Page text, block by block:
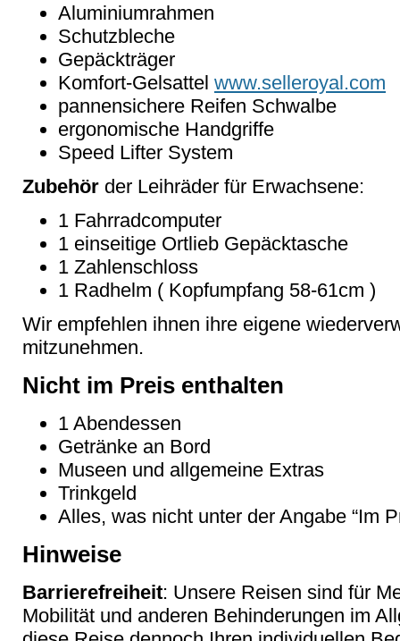
Aluminiumrahmen
Schutzbleche
Gepäckträger
Komfort-Gelsattel www.selleroyal.com
pannensichere Reifen Schwalbe
ergonomische Handgriffe
Speed Lifter System
Zubehör der Leihräder für Erwachsene:
1 Fahrradcomputer
1 einseitige Ortlieb Gepäcktasche
1 Zahlenschloss
1 Radhelm ( Kopfumpfang 58-61cm )
Wir empfehlen ihnen ihre eigene
mitzunehmen.
Nicht im Preis enthalten
1 Abendessen
Getränke an Bord
Museen und allgemeine Extras
Trinkgeld
Alles, was nicht unter der Angabe “Im
Hinweise
Barrierefreiheit: Unsere Reisen sind für
Mobilität und anderen Behinderungen im